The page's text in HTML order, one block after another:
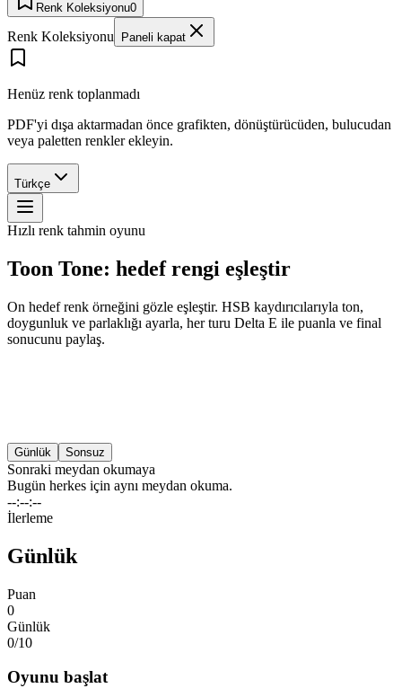
Renk Koleksiyonu0
Renk Koleksiyonu Paneli kapat
Henüz renk toplanmadı
PDF'yi dışa aktarmadan önce grafikten, dönüştürücüden, bulucudan
veya paletten renkler ekleyin.
Türkçe
Hızlı renk tahmin oyunu
Toon Tone: hedef rengi eşleştir
On hedef renk örneğini gözle eşleştir. HSB kaydırıcılarıyla ton,
doygunluk ve parlaklığı ayarla, her turu Delta E ile puanla ve final
sonucunu paylaş.
Günlük Sonsuz
Sonraki meydan okumaya
Bugün herkes için aynı meydan okuma.
--:--:--
İlerleme
Günlük
Puan
0
Günlük
0/10
Oyunu başlat